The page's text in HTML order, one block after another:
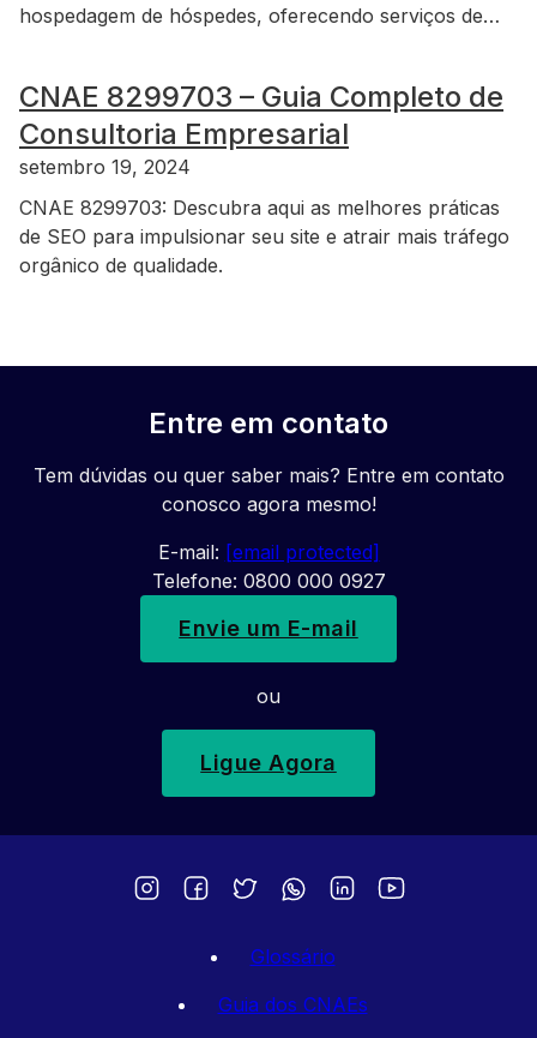
hospedagem de hóspedes, oferecendo serviços de…
CNAE 8299703 – Guia Completo de
Consultoria Empresarial
setembro 19, 2024
CNAE 8299703: Descubra aqui as melhores práticas
de SEO para impulsionar seu site e atrair mais tráfego
orgânico de qualidade.
Entre em contato
Tem dúvidas ou quer saber mais? Entre em contato
conosco agora mesmo!
E-mail: [email protected]
Telefone: 0800 000 0927
Envie um E-mail
ou
Ligue Agora
Glossário
Guia dos CNAEs